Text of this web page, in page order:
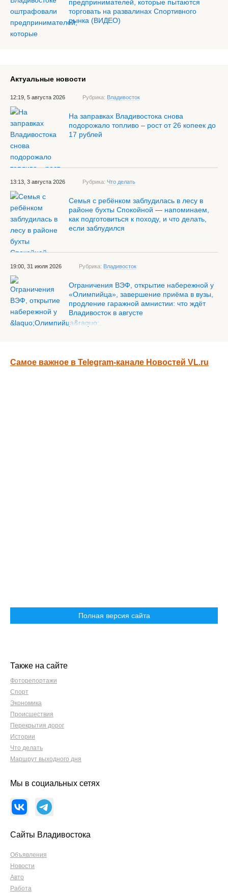
предпринимателей, которые пытаются
торговать на развалинах Спортивного
рынка (ВИДЕО)
Актуальные новости
12:19, 5 августа 2026 Рубрика: Владивосток
На заправках Владивостока снова
подорожало топливо – рост от 26 копеек до
17 рублей
13:13, 3 августа 2026 Рубрика: Что делать
Семья с ребёнком заблудилась в лесу в
районе бухты Спокойной — напоминаем,
как подготовиться к походу, и что делать,
если заблудился
19:00, 31 июля 2026 Рубрика: Владивосток
Ограничения ВЭФ, открытие набережной у
«Олимпийца», завершение приёма в вузы,
продление гаражной амнистии: что ждёт
Владивосток в августе
Самое важное в Telegram-канале Новостей VL.ru
Полная версия сайта
Также на сайте
Фоторепортажи
Спорт
Экономика
Происшествия
Перекрытия дорог
Истории
Что делать
Маршрут выходного дня
Мы в социальных сетях
Сайты Владивостока
Объявления
Новости
Авто
Работа